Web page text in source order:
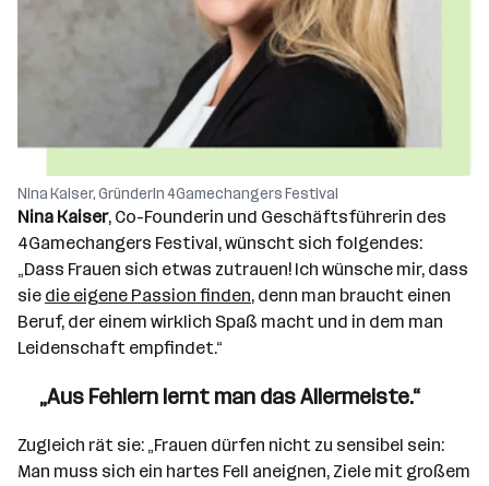
Nina Kaiser, Gründerin 4Gamechangers Festival
Nina Kaiser, Co-Founderin und Geschäftsführerin des
4Gamechangers Festival, wünscht sich folgendes:
„Dass Frauen sich etwas zutrauen! Ich wünsche mir, dass
sie die eigene Passion finden, denn man braucht einen
Beruf, der einem wirklich Spaß macht und in dem man
Leidenschaft empfindet.“
„Aus Fehlern lernt man das Allermeiste.“
Zugleich rät sie: „Frauen dürfen nicht zu sensibel sein:
Man muss sich ein hartes Fell aneignen, Ziele mit großem